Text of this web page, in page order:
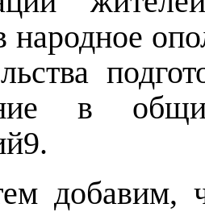
народное
в
добавим,